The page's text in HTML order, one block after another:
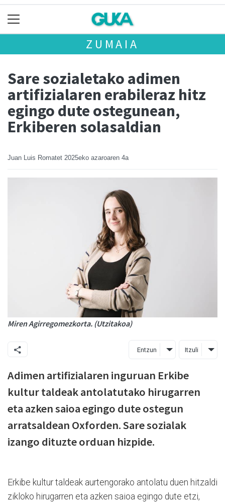
ZUMAIA
Sare sozialetako adimen
artifizialaren erabileraz hitz
egingo dute ostegunean,
Erkiberen solasaldian
Juan Luis Romatet 2025eko azaroaren 4a
Miren Agirregomezkorta. (Utzitakoa)
Entzun Itzuli
Adimen artifizialaren inguruan Erkibe
kultur taldeak antolatutako hirugarren
eta azken saioa egingo dute ostegun
arratsaldean Oxforden. Sare sozialak
izango dituzte orduan hizpide.
Erkibe kultur taldeak aurtengorako antolatu duen hitzaldi
zikloko hirugarren eta azken saioa egingo dute etzi,